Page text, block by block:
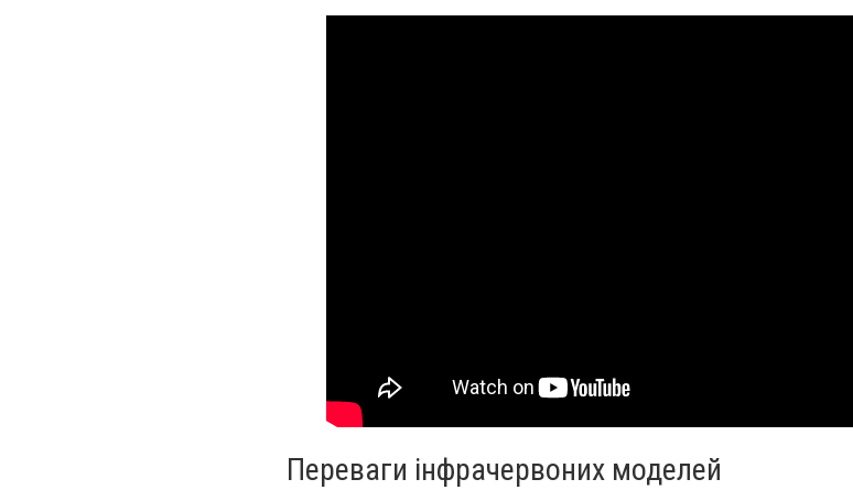
Переваги інфрачервоних моделей